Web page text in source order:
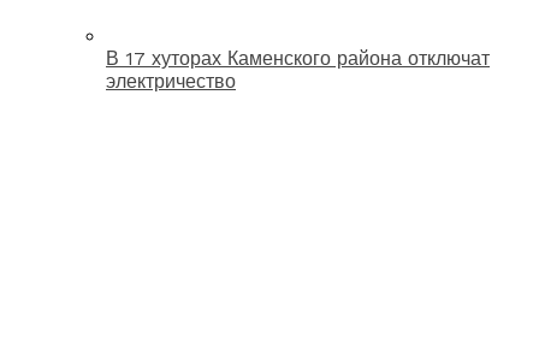
В 17 хуторах Каменского района отключат
электричество